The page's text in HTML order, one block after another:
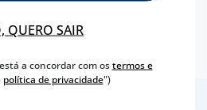
QUERO SAIR
a concordar com ostermos e
política de privacidade")